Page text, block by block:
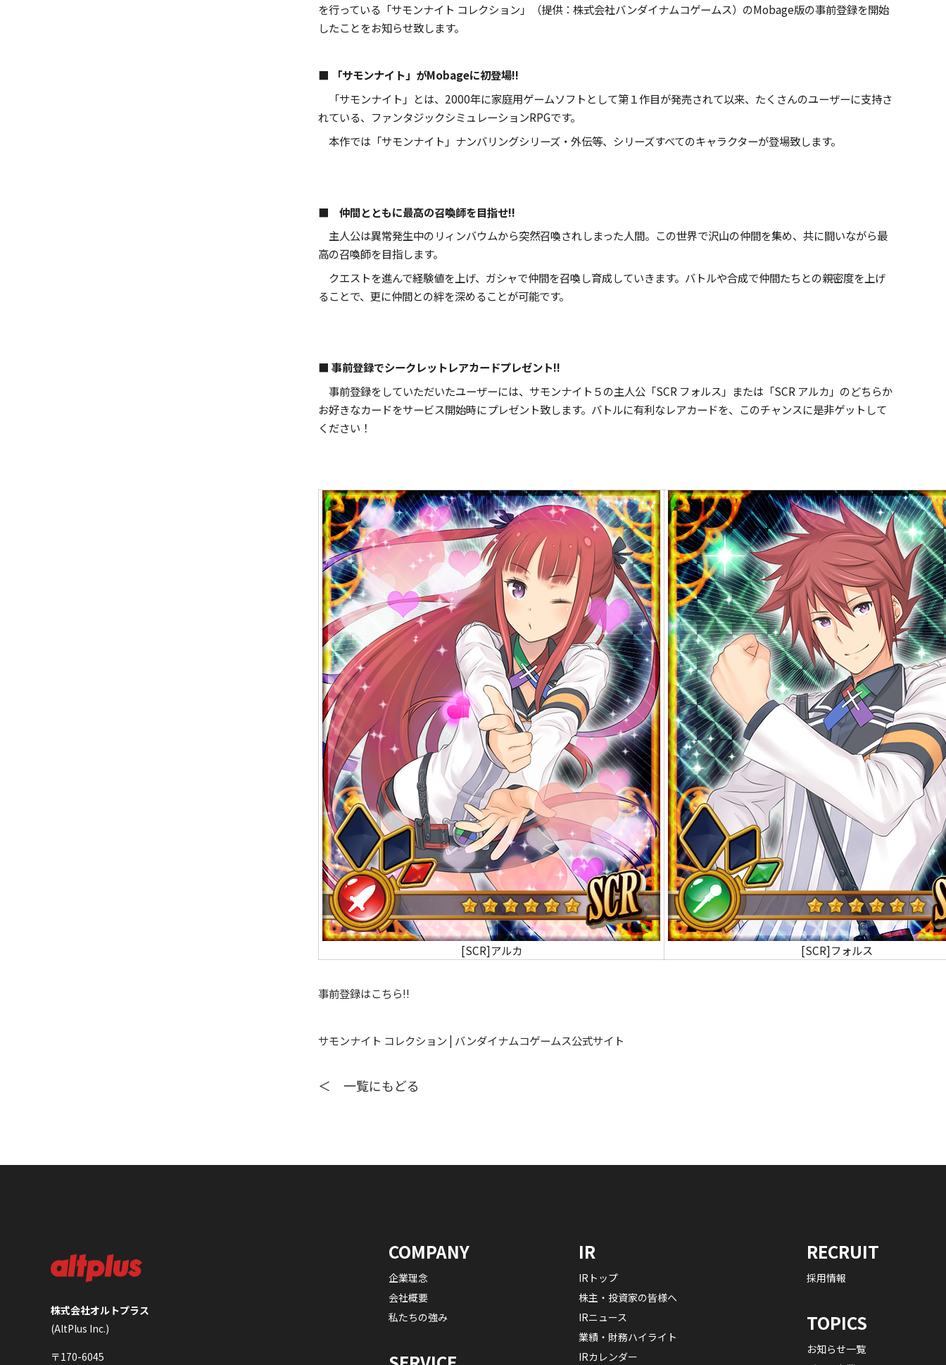
を行っている「サモンナイト コレクション」（提供：株式会社バンダイナムコゲームス）のMobage版の事前登録を開始
したことをお知らせ致します。
■ 「サモンナイト」がMobageに初登場!!
「サモンナイト」とは、2000年に家庭用ゲームソフトとして第１作目が発売されて以来、たくさんのユーザーに支持さ
れている、ファンタジックシミュレーションRPGです。
本作では「サモンナイト」ナンバリングシリーズ・外伝等、シリーズすべてのキャラクターが登場致します。
■ 仲間とともに最高の召喚師を目指せ!!
主人公は異常発生中のリィンバウムから突然召喚されしまった人間。この世界で沢山の仲間を集め、共に闘いながら最
高の召喚師を目指します。
クエストを進んで経験値を上げ、ガシャで仲間を召喚し育成していきます。バトルや合成で仲間たちとの親密度を上げ
ることで、更に仲間との絆を深めることが可能です。
■ 事前登録でシークレットレアカードプレゼント!!
事前登録をしていただいたユーザーには、サモンナイト５の主人公「SCR フォルス」または「SCR アルカ」のどちらか
お好きなカードをサービス開始時にプレゼント致します。バトルに有利なレアカードを、このチャンスに是非ゲットして
ください！
[SCR]アルカ [SCR]フォルス
事前登録はこちら!!
サモンナイト コレクション | バンダイナムコゲームス公式サイト
＜ 一覧にもどる
株式会社オルトプラス
(AltPlus Inc.)
〒170-6045
COMPANY
企業理念
会社概要
私たちの強み
IR
IRトップ
株主・投資家の皆様へ
IRニュース
業績・財務ハイライト
IRカレンダー
RECRUIT
採用情報
TOPICS
お知らせ一覧